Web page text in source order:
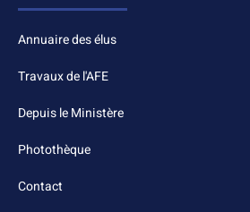
Annuaire des élus
Travaux de l'AFE
Depuis le Ministère
Photothèque
Contact